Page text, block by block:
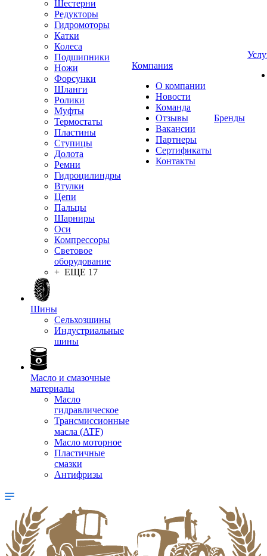
Шестерни
Редукторы
Гидромоторы
Катки
Колеса
Подшипники
Ножи
Форсунки
Шланги
Ролики
Муфты
Термостаты
Пластины
Ступицы
Долота
Ремни
Гидроцилиндры
Втулки
Цепи
Пальцы
Шарниры
Оси
Компрессоры
Световое
оборудование
+ ЕЩЕ 17
Шины
Сельхозшины
Индустриальные
шины
Масло и смазочные
материалы
Масло
гидравлическое
Трансмиссионные
масла (ATF)
Масло моторное
Пластичные
смазки
Антифризы
Компания
О компании
Новости
Команда
Отзывы
Вакансии
Партнеры
Сертификаты
Контакты
Бренды